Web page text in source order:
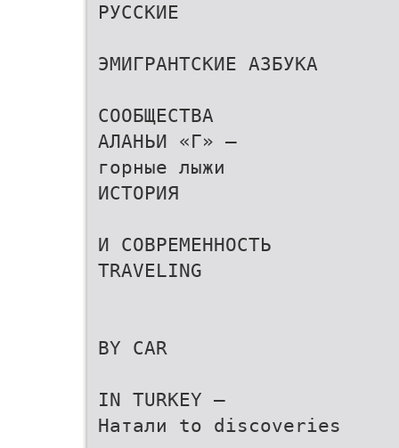
РУССКИЕ
ЭМИГРАНТСКИЕ АЗБУКА
СООБЩЕСТВА
АЛАНЬИ «Г» –
горные лыжи
ИСТОРИЯ
И СОВРЕМЕННОСТЬ
TRAVELING
BY CAR
IN TURKEY –
Натали to discoveries